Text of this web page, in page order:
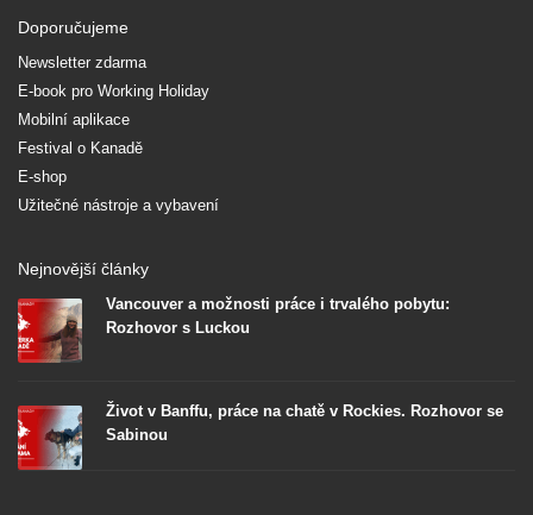
Doporučujeme
Newsletter zdarma
E-book pro Working Holiday
Mobilní aplikace
Festival o Kanadě
E-shop
Užitečné nástroje a vybavení
Nejnovější články
Vancouver a možnosti práce i trvalého pobytu:
Rozhovor s Luckou
Život v Banffu, práce na chatě v Rockies. Rozhovor se
Sabinou